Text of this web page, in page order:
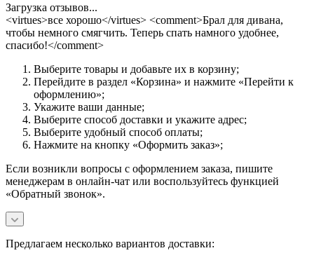
Загрузка отзывов...
<virtues>все хорошо</virtues> <comment>Брал для дивана,
чтобы немного смягчить. Теперь спать намного удобнее,
спасибо!</comment>
Выберите товары и добавьте их в корзину;
Перейдите в раздел «Корзина» и нажмите «Перейти к
оформлению»;
Укажите ваши данные;
Выберите способ доставки и укажите адрес;
Выберите удобный способ оплаты;
Нажмите на кнопку «Оформить заказ»;
Если возникли вопросы с оформлением заказа, пишите
менеджерам в онлайн-чат или воспользуйтесь функцией
«Обратный звонок».
Предлагаем несколько вариантов доставки: